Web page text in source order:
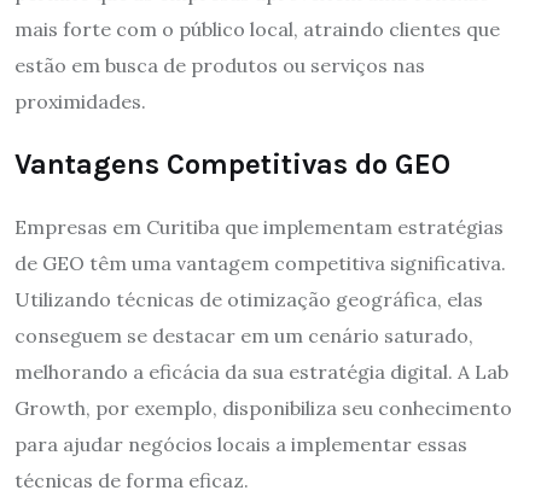
mais forte com o público local, atraindo clientes que
estão em busca de produtos ou serviços nas
proximidades.
Vantagens Competitivas do GEO
Empresas em Curitiba que implementam estratégias
de GEO têm uma vantagem competitiva significativa.
Utilizando técnicas de otimização geográfica, elas
conseguem se destacar em um cenário saturado,
melhorando a eficácia da sua estratégia digital. A Lab
Growth, por exemplo, disponibiliza seu conhecimento
para ajudar negócios locais a implementar essas
técnicas de forma eficaz.